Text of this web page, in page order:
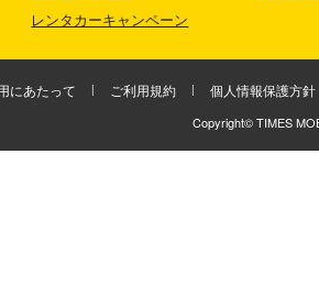
レンタカーキャンペーン
にあたって ご利用規約 個人情報保護方針
Copyright© TIMES